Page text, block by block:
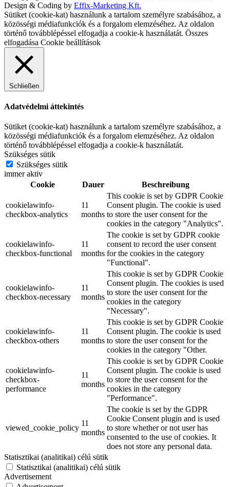
Design & Coding by Effix-Marketing Kft.
Sütiket (cookie-kat) használunk a tartalom személyre szabásához, a
közösségi médiafunkciók és a forgalom elemzéséhez. Az oldalon
történő továbblépéssel elfogadja a cookie-k használatát. Összes
elfogadása Cookie beállítások
Schließen
Adatvédelmi áttekintés
Sütiket (cookie-kat) használunk a tartalom személyre szabásához, a
közösségi médiafunkciók és a forgalom elemzéséhez. Az oldalon
történő továbblépéssel elfogadja a cookie-k használatát.
Szükséges sütik
Szükséges sütik
immer aktiv
Cookie
Dauer Beschreibung
cookielawinfo-
checkbox-analytics
11
months
This cookie is set by GDPR Cookie
Consent plugin. The cookie is used
to store the user consent for the
cookies in the category "Analytics".
cookielawinfo-
checkbox-functional
11
months
The cookie is set by GDPR cookie
consent to record the user consent
for the cookies in the category
"Functional".
cookielawinfo-
checkbox-necessary
11
months
This cookie is set by GDPR Cookie
Consent plugin. The cookies is used
to store the user consent for the
cookies in the category
"Necessary".
cookielawinfo-
checkbox-others
11
months
This cookie is set by GDPR Cookie
Consent plugin. The cookie is used
to store the user consent for the
cookies in the category "Other.
cookielawinfo-
checkbox-
performance
11
months
This cookie is set by GDPR Cookie
Consent plugin. The cookie is used
to store the user consent for the
cookies in the category
"Performance".
viewed_cookie_policy
11
months
The cookie is set by the GDPR
Cookie Consent plugin and is used
to store whether or not user has
consented to the use of cookies. It
does not store any personal data.
Statisztikai (analitikai) célú sütik
Statisztikai (analitikai) célú sütik
Advertisement